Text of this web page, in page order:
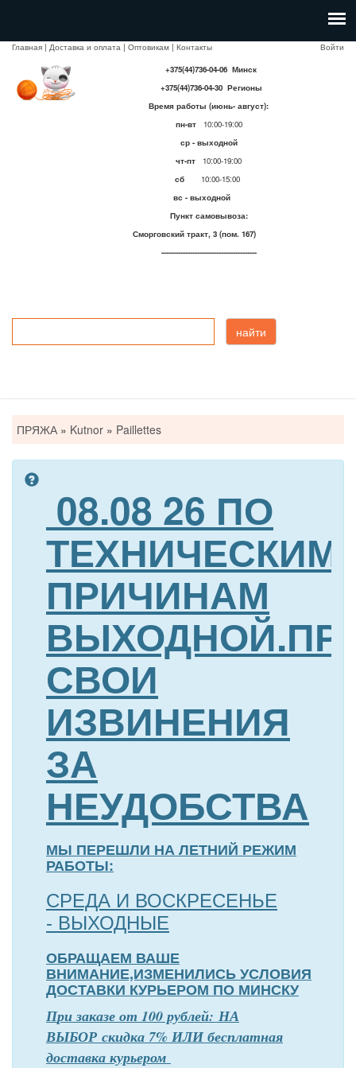
Главная | Доставка и оплата | Оптовикам | Контакты
Войти
+375(44)736-04-06 Минск
+375(44)736-04-30 Регионы
Время работы (июнь- август):
пн-вт
10:00-19:00
ср - выходной
чт-пт 10:00-19:00
сб
10:00-15:00
вс - выходной
Пункт самовывоза:
Сморговский тракт, 3 (пом. 167)
----------------------------------------
найти
здесь
ПРЯЖА » Kutnor » Paillettes
08.08 26 ПО
ТЕХНИЧЕСКИМ
ПРИЧИНАМ
СВОИ
ИЗВИНЕНИЯ
ЗА
НЕУДОБСТВА
МЫ ПЕРЕШЛИ НА ЛЕТНИЙ РЕЖИМ
РАБОТЫ:
СРЕДА И ВОСКРЕСЕНЬЕ
- ВЫХОДНЫЕ
ОБРАЩАЕМ ВАШЕ
ВНИМАНИЕ,ИЗМЕНИЛИСЬ УСЛОВИЯ
ДОСТАВКИ КУРЬЕРОМ ПО МИНСКУ
При заказе от 100 рублей: НА
ВЫБОР скидка 7% ИЛИ бесплатная
доставка курьером